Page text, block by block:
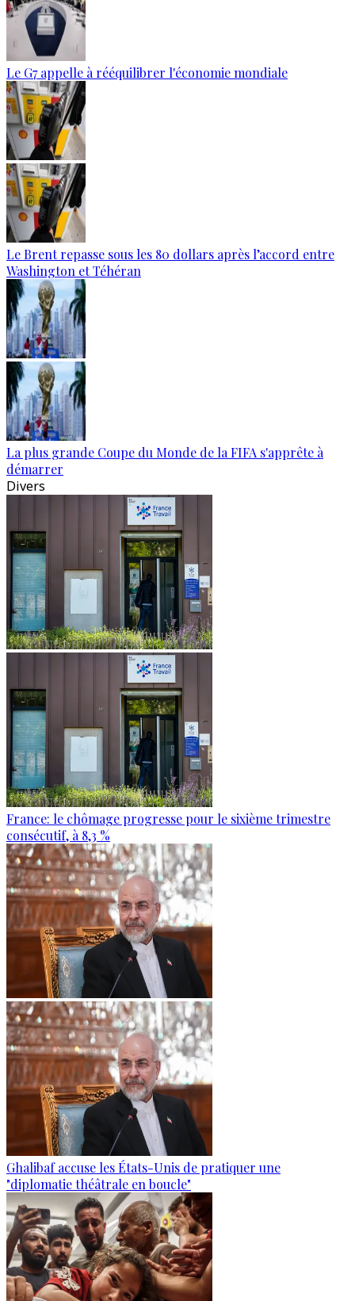
Le G7 appelle à rééquilibrer l'économie mondiale
Le Brent repasse sous les 80 dollars après l’accord entre
Washington et Téhéran
La plus grande Coupe du Monde de la FIFA s'apprête à
démarrer
Divers
France: le chômage progresse pour le sixième trimestre
consécutif, à 8,3 %
Ghalibaf accuse les États-Unis de pratiquer une
"diplomatie théâtrale en boucle"